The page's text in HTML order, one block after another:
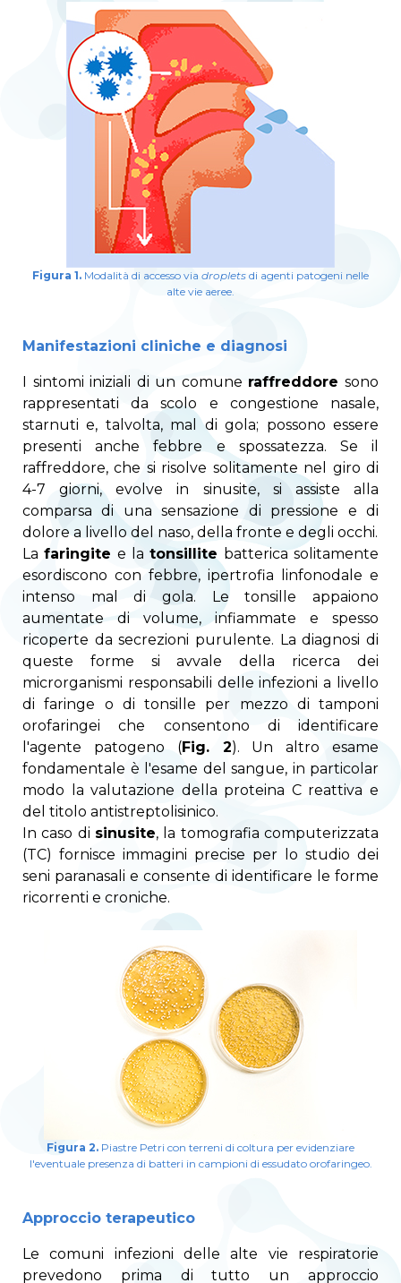
Figura 1. Modalità di accesso via droplets di agenti patogeni nelle
alte vie aeree.
Manifestazioni cliniche e diagnosi
I sintomi iniziali di un comune raffreddore sono
rappresentati da scolo e congestione nasale,
starnuti e, talvolta, mal di gola; possono essere
presenti anche febbre e spossatezza. Se il
raffreddore, che si risolve solitamente nel giro di
4-7 giorni, evolve in sinusite, si assiste alla
comparsa di una sensazione di pressione e di
dolore a livello del naso, della fronte e degli occhi.
Lafaringite e latonsillite batterica solitamente
esordiscono con febbre, ipertrofia linfonodale e
intenso mal di gola. Le tonsille appaiono
aumentate di volume, infiammate e spesso
ricoperte da secrezioni purulente. La diagnosi di
queste forme si avvale della ricerca dei
microrganismi responsabili delle infezioni a livello
di faringe o di tonsille per mezzo di tamponi
orofaringei che consentono di identificare
l'agente patogeno (Fig. 2). Un altro esame
fondamentale è l'esame del sangue, in particolar
modo la valutazione della proteina C reattiva e
del titolo antistreptolisinico.
In caso di sinusite, la tomografia computerizzata
(TC) fornisce immagini precise per lo studio dei
seni paranasali e consente di identificare le forme
ricorrenti e croniche.
Figura 2. Piastre Petri con terreni di coltura per evidenziare
l'eventuale presenza di batteri in campioni di essudato orofaringeo.
Approccio terapeutico
Le comuni infezioni delle alte vie respiratorie
prevedono prima di tutto un approccio